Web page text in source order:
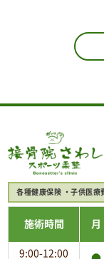
各種健康保険 子供医療
施術時間 月
9:00-12:00